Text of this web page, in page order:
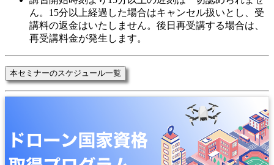
ん。15分以上経過した場合はキャンセル扱いとし、受
講料の返金はいたしません。後日再受講する場合は、
再受講料金が発生します。
本セミナーのスケジュール一覧